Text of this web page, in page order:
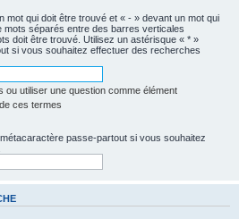
mot qui doit être trouvé et « - » devant un mot qui
mots séparés entre des barres verticales
doit être trouvé. Utilisez un astérisque « * »
si vous souhaitez effectuer des recherches
ou utiliser une question comme élément
ces termes
passe-partout si vous souhaitez